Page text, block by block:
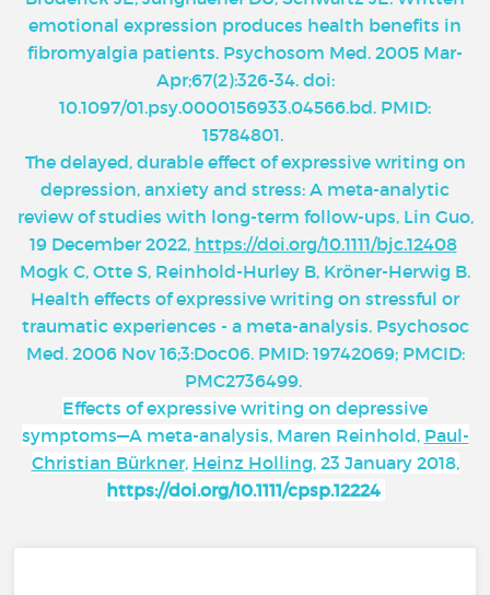
emotional expression produces health benefits in
fibromyalgia patients. Psychosom Med. 2005 Mar-
Apr;67(2):326-34. doi:
10.1097/01.psy.0000156933.04566.bd. PMID:
15784801.
The delayed, durable effect of expressive writing on
depression, anxiety and stress: A meta-analytic
review of studies with long-term follow-ups, Lin Guo,
19 December 2022, https://doi.org/10.1111/bjc.12408
Mogk C, Otte S, Reinhold-Hurley B, Kröner-Herwig B.
Health effects of expressive writing on stressful or
traumatic experiences - a meta-analysis. Psychosoc
Med. 2006 Nov 16;3:Doc06. PMID: 19742069; PMCID:
PMC2736499.
Effects of expressive writing on depressive
symptoms—A meta-analysis, Maren Reinhold, Paul-
Christian Bürkner, Heinz Holling,23 January 2018,
https://doi.org/10.1111/cpsp.12224